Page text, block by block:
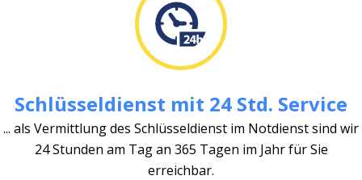
Schlüsseldienst mit 24 Std. Service
... als Vermittlung des Schlüsseldienst im Notdienst sind wir
24 Stunden am Tag an 365 Tagen im Jahr für Sie
erreichbar.